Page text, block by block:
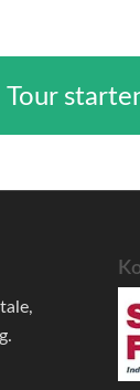
Tour